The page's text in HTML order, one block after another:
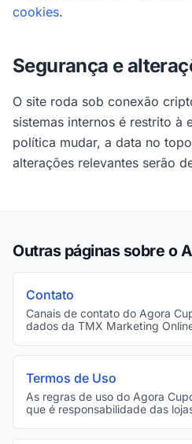
cookies.
Segurança e
O site roda sob conexão
sistemas internos é restrito à
política mudar, a data no
alterações relevantes serão
Outras páginas sobre o
Contato
Canais de contato do Agora
dados da TMX Marketing
Termos de Uso
As regras de uso do Agora
que é responsabilidade das